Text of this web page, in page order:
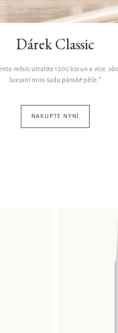
Dárek Classic
měsíc utratíte 1200 korun a více,
luxusní mini sadu pánské pěče.*
NAKUPTE NYNÍ